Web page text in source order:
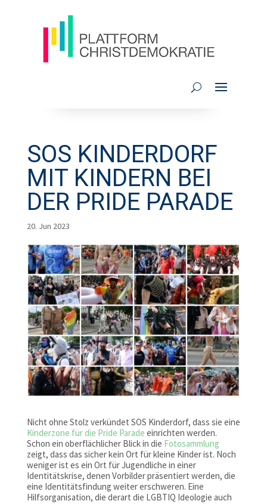
SOS KINDERDORF
MIT KINDERN BEI
DER PRIDE PARADE
20. Jun 2023
Nicht ohne Stolz verkündet SOS Kinderdorf, dass sie eine
Kinderzone für die Pride Parade einrichten werden.
Schon ein oberflächlicher Blick in die Fotosammlung
zeigt, dass das sicher kein Ort für kleine Kinder ist. Noch
weniger ist es ein Ort für Jugendliche in einer
Identitätskrise, denen Vorbilder präsentiert werden, die
eine Identitätsfindung weiter erschweren. Eine
Hilfsorganisation, die derart die LGBTIQ Ideologie auch